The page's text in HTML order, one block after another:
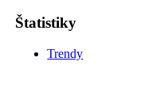
Štatistiky
Trendy